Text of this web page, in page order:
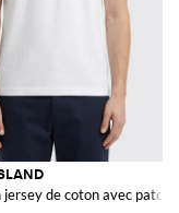
de coton avec patch